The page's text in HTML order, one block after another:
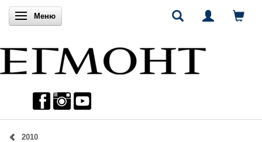
Включи навигацията
Меню
2010